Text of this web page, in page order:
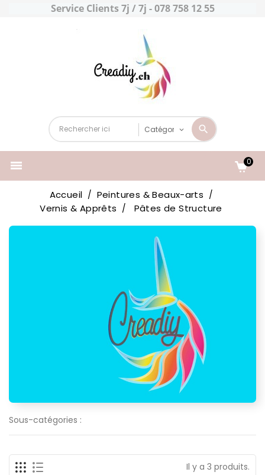
Service Clients 7j / 7j - 078 758 12 55
 0
Accueil
Peintures & Beaux-arts
Vernis & Apprêts
Pâtes de Structure
Sous-catégories :
Il y a 3 produits.